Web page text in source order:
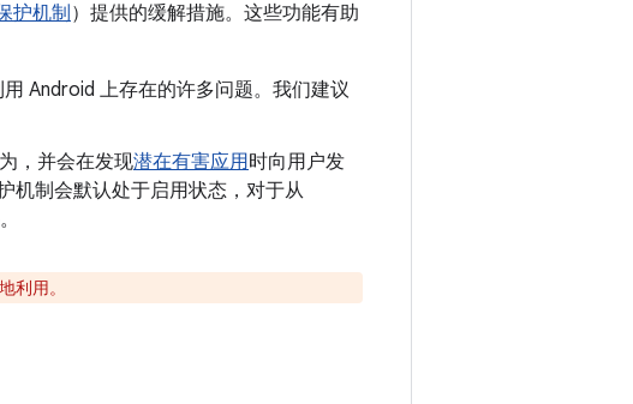
护机制）提供的缓解措施。这些功能有助
Android 上存在的许多问题。我们建议
，并会在发现潜在有害应用时向用户发
机制会默认处于启用状态，对于从
利用。